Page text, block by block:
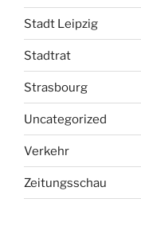
Stadt Leipzig
Stadtrat
Strasbourg
Uncategorized
Verkehr
Zeitungsschau